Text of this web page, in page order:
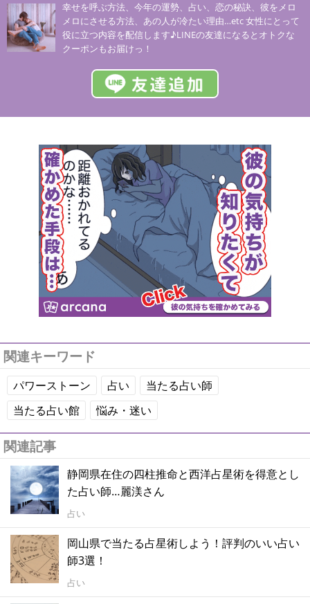
幸せを呼ぶ方法、今年の運勢、占い、恋の秘訣、彼をメロ
メロにさせる方法、あの人が冷たい理由…etc 女性にとって
役に立つ内容を配信します♪LINEの友達になるとオトクな
クーポンもお届けっ！
関連キーワード
パワーストーン 占い
当たる占い師
当たる占い館
悩み・迷い
関連記事
静岡県在住の四柱推命と西洋占星術を得意とし
た占い師…麗渼さん
占い
岡山県で当たる占星術しよう！評判のいい占い
師3選！
占い